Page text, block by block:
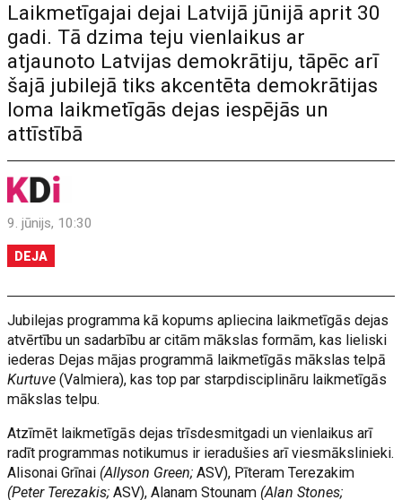
Laikmetīgajai dejai Latvijā jūnijā aprit 30
gadi. Tā dzima teju vienlaikus ar
atjaunoto Latvijas demokrātiju, tāpēc arī
šajā jubilejā tiks akcentēta demokrātijas
loma laikmetīgās dejas iespējās un
attīstībā
9. jūnijs, 10:30
DEJA
Jubilejas programma kā kopums apliecina laikmetīgās dejas
atvērtību un sadarbību ar citām mākslas formām, kas lieliski
iederas Dejas mājas programmā laikmetīgās mākslas telpā
Kurtuve(Valmiera), kas top par starpdisciplināru laikmetīgās
mākslas telpu.
Atzīmēt laikmetīgās dejas trīsdesmitgadi un vienlaikus arī
radīt programmas notikumus ir ieradušies arī viesmākslinieki.
Alisonai Grīnai (Allyson Green; ASV), Pīteram Terezakim
(Peter Terezakis; ASV), Alanam Stounam (Alan Stones;